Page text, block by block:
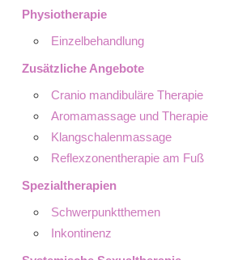
Physiotherapie
Einzelbehandlung
Zusätzliche Angebote
Cranio mandibuläre Therapie
Aromamassage und Therapie
Klangschalenmassage
Reflexzonentherapie am Fuß
Spezialtherapien
Schwerpunktthemen
Inkontinenz